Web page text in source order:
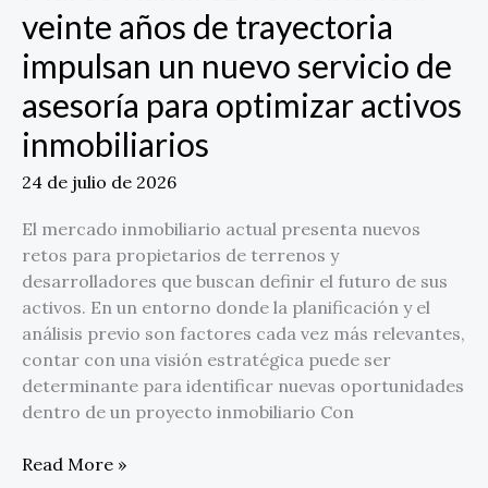
veinte años de trayectoria
impulsan un nuevo servicio de
asesoría para optimizar activos
inmobiliarios
24 de julio de 2026
El mercado inmobiliario actual presenta nuevos
retos para propietarios de terrenos y
desarrolladores que buscan definir el futuro de sus
activos. En un entorno donde la planificación y el
análisis previo son factores cada vez más relevantes,
contar con una visión estratégica puede ser
determinante para identificar nuevas oportunidades
dentro de un proyecto inmobiliario Con
activos
inmobiliarios
Read More »